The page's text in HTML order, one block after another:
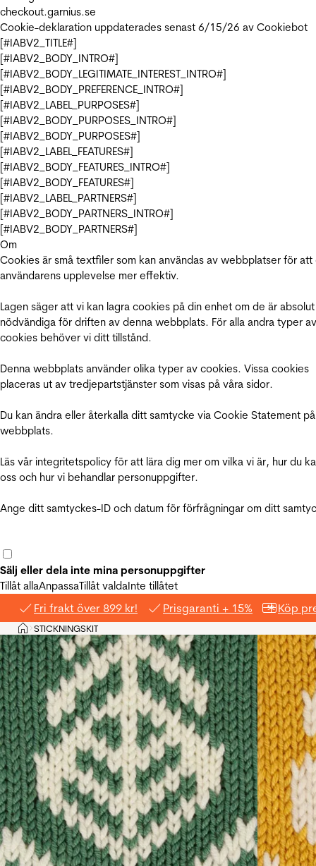
checkout.garnius.se
Cookie-deklaration uppdaterades senast 6/15/26 av Cookiebot
[#IABV2_TITLE#]
[#IABV2_BODY_INTRO#]
[#IABV2_BODY_LEGITIMATE_INTEREST_INTRO#]
[#IABV2_BODY_PREFERENCE_INTRO#]
[#IABV2_LABEL_PURPOSES#]
[#IABV2_BODY_PURPOSES_INTRO#]
[#IABV2_BODY_PURPOSES#]
[#IABV2_LABEL_FEATURES#]
[#IABV2_BODY_FEATURES_INTRO#]
[#IABV2_BODY_FEATURES#]
[#IABV2_LABEL_PARTNERS#]
[#IABV2_BODY_PARTNERS_INTRO#]
[#IABV2_BODY_PARTNERS#]
Om
Cookies är små textfiler som kan användas av webbplatser för att
användarens upplevelse mer effektiv.
Lagen säger att vi kan lagra cookies på din enhet om de är absolut
nödvändiga för driften av denna webbplats. För alla andra typer av
cookies behöver vi ditt tillstånd.
Denna webbplats använder olika typer av cookies. Vissa cookies
placeras ut av tredjepartstjänster som visas på våra sidor.
Du kan ändra eller återkalla ditt samtycke via Cookie Statement
webbplats.
Läs vår integritetspolicy för att lära dig mer om vilka vi är, hur du
oss och hur vi behandlar personuppgifter.
Ange ditt samtyckes-ID och datum för förfrågningar om ditt
Sälj eller dela inte mina personuppgifter
Tillåt allaAnpassaTillåt valdaInte tillåtet
Fri frakt över 899 kr! Prisgaranti + 15% Köp
Hem
>STICKNINGSKIT